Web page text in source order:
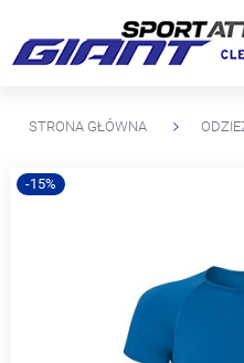
STRONA GŁÓWNA
-15%